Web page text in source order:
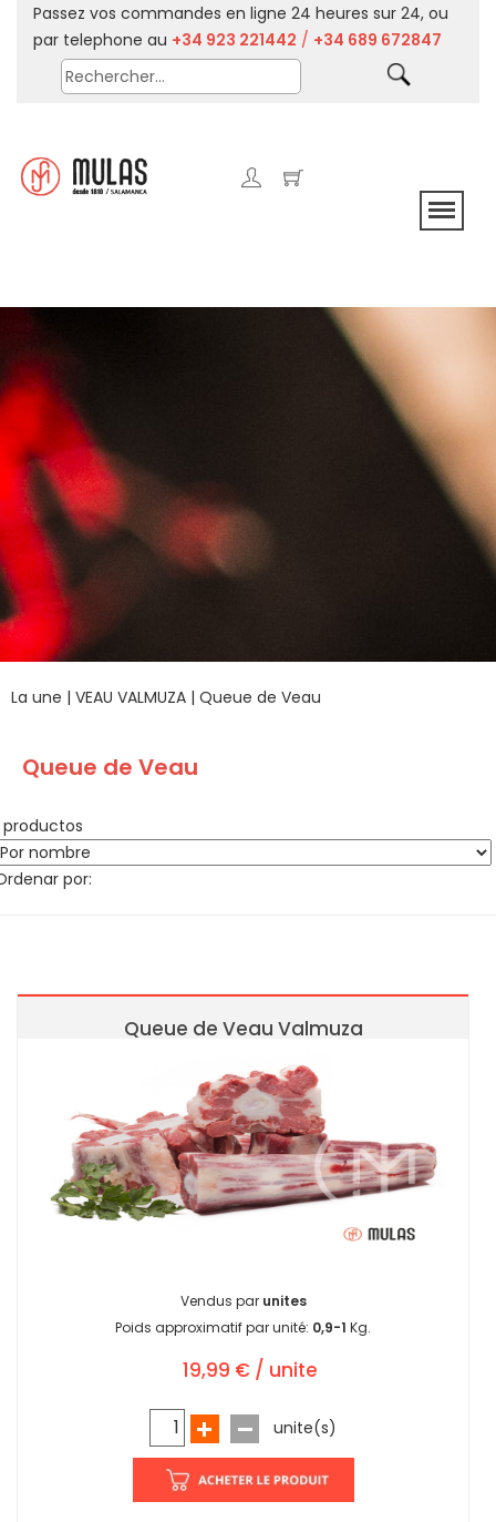
Passez vos commandes en ligne 24 heures sur 24, ou
par telephone au +34 923 221442 / +34 689 672847
La une | VEAU VALMUZA | Queue de Veau
Queue de Veau
productos
por:
Queue de Veau Valmuza
Vendus par unites
Poids approximatif par unité: 0,9-1 Kg.
19,99 € / unite
unite(s)